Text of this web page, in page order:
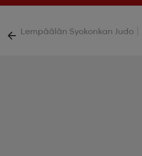
Lempäälän Syokonkan Judo |